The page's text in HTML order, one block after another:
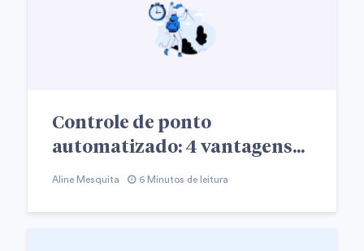
Controle de ponto
automatizado: 4 vantagens...
Aline Mesquita 6 Minutos de leitura